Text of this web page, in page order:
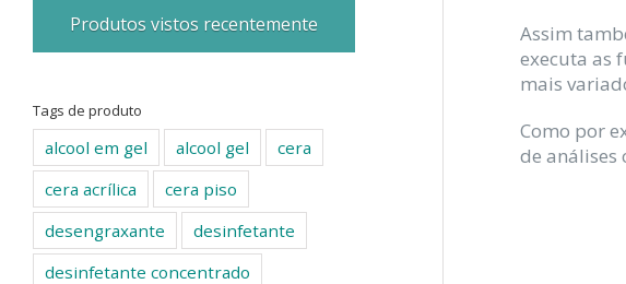
Assim
executa as
mais
Como por
de análises
Produtos vistos recentemente
Tags de produto
alcool em gel alcool gel
cera
cera acrílica
cera piso
desengraxante
desinfetante
desinfetante concentrado